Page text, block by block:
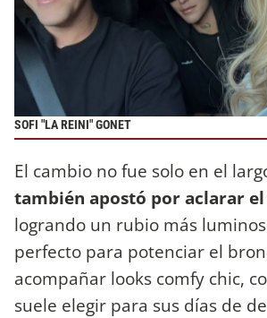
SOFI "LA REINI" GONET
El cambio no fue solo en el
también apostó poraclarar
logrando un rubio más
perfecto para potenciar el
acompañar looks comfy chic,
suele elegir para sus días de